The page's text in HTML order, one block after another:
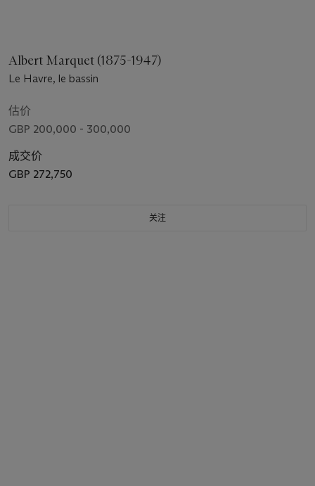
Albert Marquet (1875-1947)
Le Havre, le bassin
估价
GBP 200,000 - 300,000
成交价
GBP 272,750
关注